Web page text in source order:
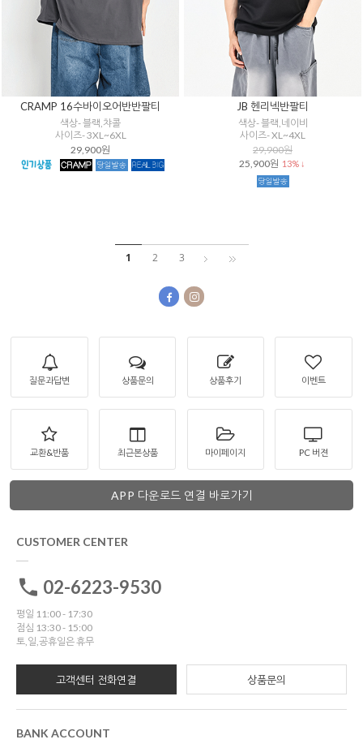
CRAMP 16수바이오어반반팔티
색상- 블랙,챠콜
사이즈- 3XL~6XL
29,900원
JB 헨리넥반팔티
색상- 블랙,네이비
사이즈- XL~4XL
29,900원
25,900원 13% ↓
1 2 3
질문과답변 상품문의 상품후기 이벤트
교환&반품 최근본상품 마이페이지 PC 버젼
APP 다운로드 연결 바로가기
CUSTOMER CENTER
02-6223-9530
평일 11:00 - 17:30
점심 13:30 - 15:00
토,일,공휴일은 휴무
고객센터 전화연결 상품문의
BANK ACCOUNT